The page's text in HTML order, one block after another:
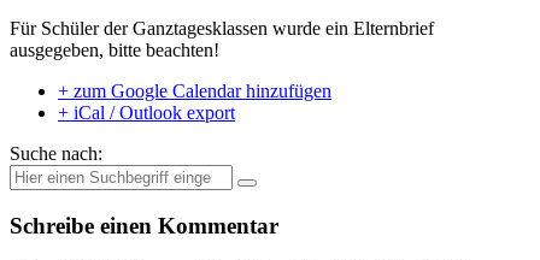
Für Schüler der Ganztagesklassen wurde ein Elternbrief
ausgegeben, bitte beachten!
+ zum Google Calendar hinzufügen
+ iCal / Outlook export
Suche nach:
Schreibe einen Kommentar